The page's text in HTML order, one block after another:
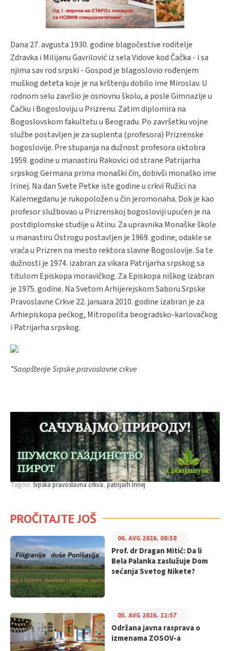
Dana 27. avgusta 1930. godine blagočestive roditelje
Zdravka i Milijanu Gavrilović iz sela Vidove kod Čačka - i sa
njima sav rod srpski - Gospod je blagoslovio rođenjem
muškog deteta koje je na krštenju dobilo ime Miroslav. U
rodnom selu završio je osnovnu školu, a posle Gimnazije u
Čačku i Bogosloviju u Prizrenu. Zatim diplomira na
Bogoslovskom fakultetu u Beogradu. Po završetku vojne
službe postavljen je za suplenta (profesora) Prizrenske
bogoslovije. Pre stupanja na dužnost profesora oktobra
1959. godine u manastiru Rakovici od strane Patrijarha
srpskog Germana prima monaški čin, dobivši monaško ime
Irinej. Na dan Svete Petke iste godine u crkvi Ružici na
Кalemegdanu je rukopoložen u čin jeromonaha. Dok je kao
profesor službovao u Prizrenskoj bogosloviji upućen je na
postdiplomske studije u Atinu. Za upravnika Monaške škole
u manastiru Ostrogu postavljen je 1969. godine, odakle se
vraća u Prizren na mesto rektora slavne Bogoslovije. Sa te
dužnosti je 1974. izabran za vikara Patrijarha srpskog sa
titulom Episkopa moravičkog. Za Episkopa niškog izabran
je 1975. godine. Na Svetom Arhijerejskom Saboru Srpske
Pravoslavne Crkve 22. januara 2010. godine izabran je za
Arhiepiskopa pećkog, Mitropolita beogradsko-karlovačkog
i Patrijarha srpskog.
*Saopštenje Srpske pravoslavne crkve
Tagovi:Srpska pravoslavna crkva patrijarh Irinej
PROČITAJTE JOŠ
Prof. dr Dragan Mitić: Da li
Bela Palanka zaslužuje Dom
sećanja Svetog Nikete?
06. AVG 2026. 08:58
Održana javna rasprava o
izmenama ZOSOV-a
05. AVG 2026. 12:57